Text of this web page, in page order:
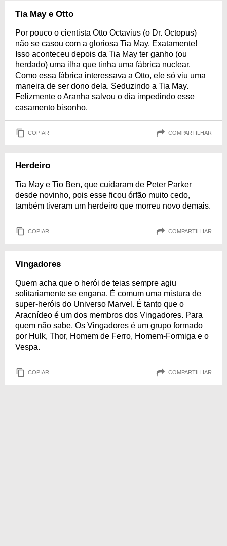
Tia May e Otto
Por pouco o cientista Otto Octavius (o Dr. Octopus)
não se casou com a gloriosa Tia May. Exatamente!
Isso aconteceu depois da Tia May ter ganho (ou
herdado) uma ilha que tinha uma fábrica nuclear.
Como essa fábrica interessava a Otto, ele só viu uma
maneira de ser dono dela. Seduzindo a Tia May.
Felizmente o Aranha salvou o dia impedindo esse
casamento bisonho.
COPIAR COMPARTILHAR
Herdeiro
Tia May e Tio Ben, que cuidaram de Peter Parker
desde novinho, pois esse ficou órfão muito cedo,
também tiveram um herdeiro que morreu novo demais.
COPIAR COMPARTILHAR
Vingadores
Quem acha que o herói de teias sempre agiu
solitariamente se engana. É comum uma mistura de
super-heróis do Universo Marvel. É tanto que o
Aracnídeo é um dos membros dos Vingadores. Para
quem não sabe, Os Vingadores é um grupo formado
por Hulk, Thor, Homem de Ferro, Homem-Formiga e o
Vespa.
COPIAR COMPARTILHAR